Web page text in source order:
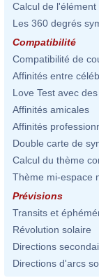
Calcul de
Les 360 degrés
Compatibilité
Compatibilité de
Affinités entre
Love Test avec
Affinités amicales
Affinités
Double carte de
Calcul du thème
Thème mi-espace
Prévisions
Transits et
Révolution solaire
Directions
Directions d'arcs